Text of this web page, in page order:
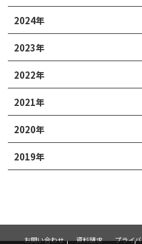
2024年
2023年
2022年
2021年
2020年
2019年
お問い合わせ 資料請求 プライ